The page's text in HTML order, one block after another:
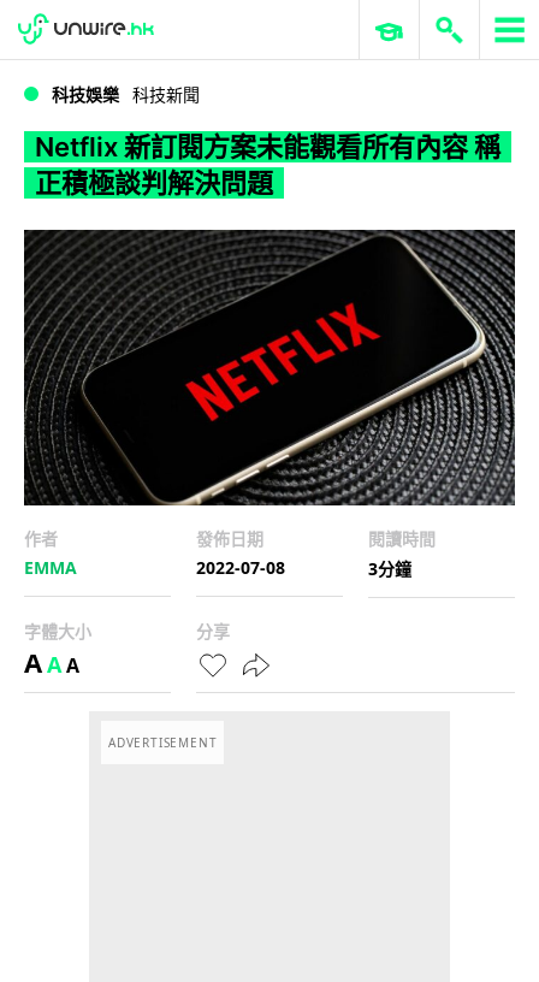
WWDC 2026 ERP 與商業 AI
科技娛樂 科技新聞
Netflix 新訂閱方案未能觀看所有內容 稱
正積極談判解決問題
作者
EMMA
發佈日期
2022-07-08
閱讀時間
3分鐘
字體大小
AAA
分享
ADVERTISEMENT